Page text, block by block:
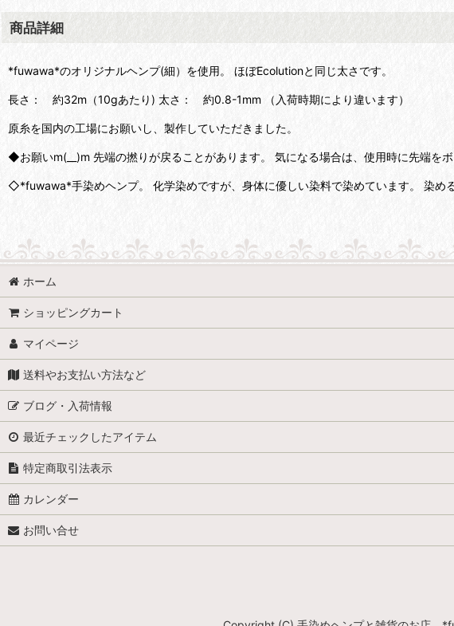
商品詳細
*fuwawa*のオリジナルヘンプ(細）を使用。 ほぼEcolutionと同じ太さです。
長さ： 約32m（10gあたり) 太さ： 約0.8-1mm （入荷時期により違います）
原糸を国内の工場にお願いし、製作していただきました。
◆お願いm(__)m 先端の撚りが戻ることがあります。 気になる場合は、使用時に先端をボ
◇*fuwawa*手染めヘンプ。 化学染めですが、身体に優しい染料で染めています。 染め
ホーム
ショッピングカート
マイページ
送料やお支払い方法など
ブログ・入荷情報
最近チェックしたアイテム
特定商取引法表示
カレンダー
お問い合せ